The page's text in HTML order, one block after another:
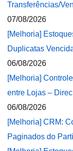
Transferências/
07/08/2026
[Melhoria]
Duplicatas
06/08/2026
[Melhoria]
entre Lojas –
06/08/2026
[Melhoria] CRM:
Paginados do